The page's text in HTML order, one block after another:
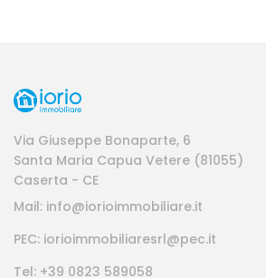
Via Giuseppe Bonaparte, 6
Santa Maria Capua Vetere (81055)
Caserta - CE
Mail: info@iorioimmobiliare.it
PEC: iorioimmobiliaresrl@pec.it
Tel: +39 0823 589058